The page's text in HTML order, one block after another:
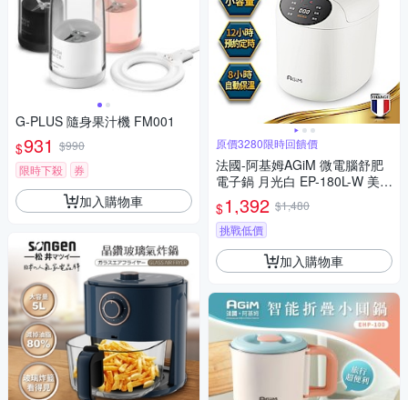
G-PLUS 隨身果汁機 FM001
$931 $990
限時下殺
券
加入購物車
原價3280限時回饋價
法國-阿基姆AGiM 微電腦舒肥
電子鍋 月光白 EP-180L-W 美食
鍋 萬用鍋
$1,392 $1,480
挑戰低價
加入購物車